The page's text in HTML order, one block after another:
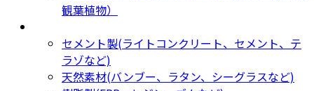
観葉植物）
セメント製(ライトコンクリート、セメント、テ
ラゾなど)
天然素材(バンブー、ラタン、シーグラスなど)